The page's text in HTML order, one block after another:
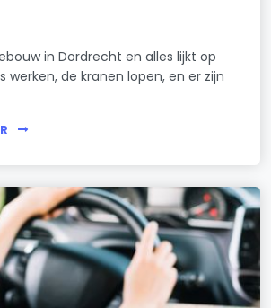
in Dordrecht en alles lijkt op
werken, de kranen lopen, en er zijn